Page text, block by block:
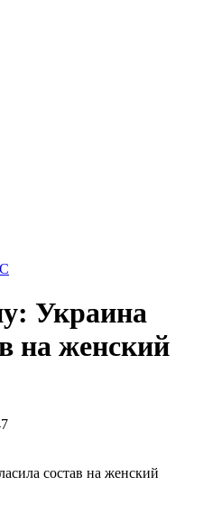
Украина
на женский